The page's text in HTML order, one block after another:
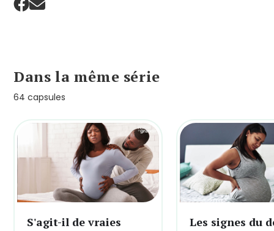
Dans la même série
64 capsules
S'agit-il de vraies
Les signes du